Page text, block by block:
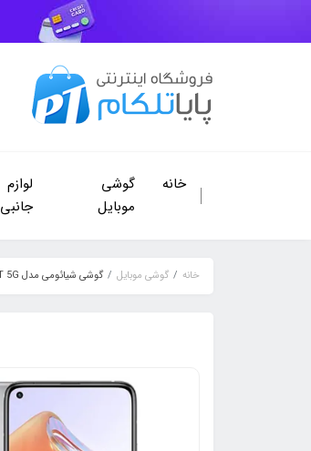
خانه
گوشی
موبایل
لوازم
جانبی
خانه گوشی موبایل گوشی شیائومی مدل Mi 10T 5G دو سیم‌ کارت ظرفیت 128 و رم 6